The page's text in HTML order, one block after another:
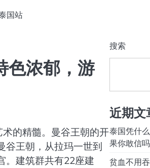
国站
色浓郁，游
的精髓。曼谷王朝的开
谷王朝，从拉玛一世到
。建筑群共有22座建
搜索
近期文
泰国凭什
果你敢信吗
贫血不用